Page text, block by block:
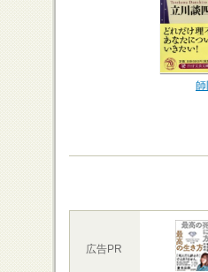
師
広告PR